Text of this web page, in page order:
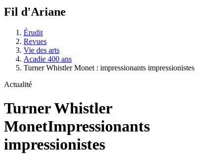
Fil d'Ariane
Érudit
Revues
Vie des arts
Acadie 400 ans
Turner Whistler Monet : impressionants impressionistes
Actualité
Turner Whistler
MonetImpressionants
impressionistes